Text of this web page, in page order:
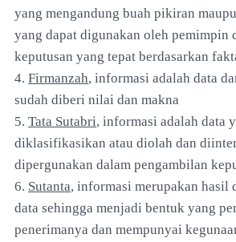
yang mengandung buah pikiran
yang dapat digunakan oleh pemimpin
keputusan yang tepat berdasarkan
4. Firmanzah, informasi adalah data
sudah diberi nilai dan makna
5. Tata Sutabri, informasi adalah data
diklasifikasikan atau diolah dan
dipergunakan dalam pengambilan
6. Sutanta, informasi merupakan hasil
data sehingga menjadi bentuk yang
penerimanya dan mempunyai